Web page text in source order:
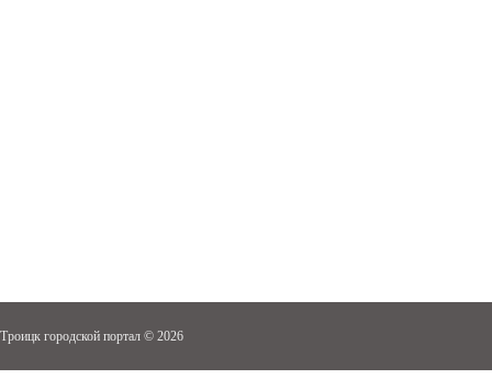
Троицк городской портал © 2026